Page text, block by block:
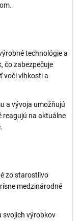
technológie a
čo zabezpečuje
voči vlhkosti a
a vývoja umožňujú
reagujú na aktuálne
zo starostlivo
medzinárodné
svojich výrobkov